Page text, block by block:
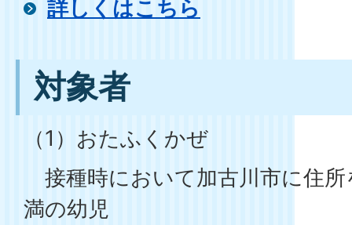
詳しくはこちら
対象者
（1）おたふくかぜ
接種時において加古川市に住所
満の幼児